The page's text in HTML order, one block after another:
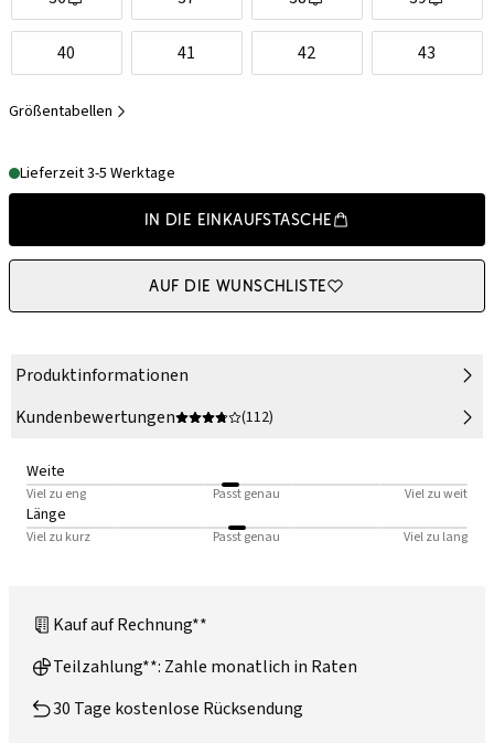
40 41 42 43
Größentabellen
Lieferzeit 3-5 Werktage
In die Einkaufstasche
Auf die Wunschliste
Produktinformationen
Kundenbewertungen
(112)
Weite
Viel zu eng Passt genau Viel zu weit
Länge
Viel zu kurz Passt genau Viel zu lang
Kauf auf Rechnung**
Teilzahlung**: Zahle monatlich in Raten
30 Tage kostenlose Rücksendung